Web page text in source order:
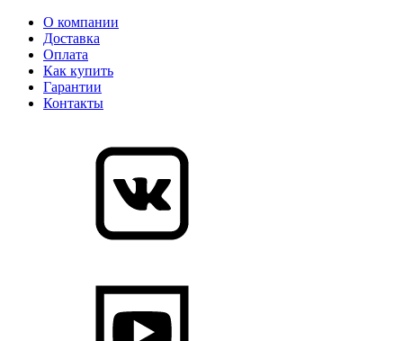
О компании
Доставка
Оплата
Как купить
Гарантии
Контакты